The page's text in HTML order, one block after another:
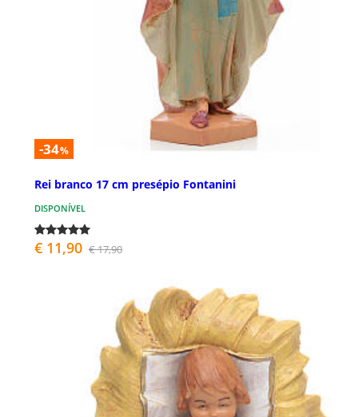
-34%
Rei branco 17 cm presépio Fontanini
DISPONÍVEL
€ 11,90 € 17,90